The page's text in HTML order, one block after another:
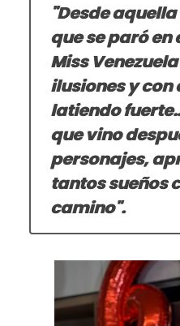
"Desde
que se paró en
Miss
ilusiones y con
latiendo
que vino
personajes,
tantos sueños
camino".